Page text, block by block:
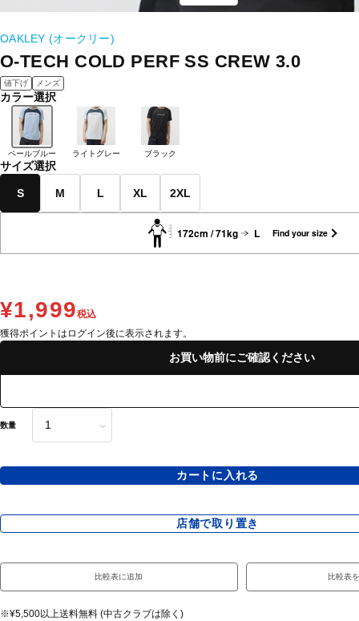
OAKLEY (オークリー)
O-TECH COLD PERF SS CREW 3.0
値下げ メンズ
カラー選択
ペールブルー ライトグレー ブラック
サイズ選択
S M L XL 2XL
172cm / 71kg L Find your size
¥1,999税込
獲得ポイントはログイン後に表示されます。
お買い物前にご確認ください
数量
カートに入れる
店舗で取り置き
比較表に追加 比較表
※¥5,500以上送料無料 (中古クラブは除く)